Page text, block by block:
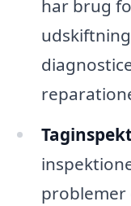
har brug
problemer